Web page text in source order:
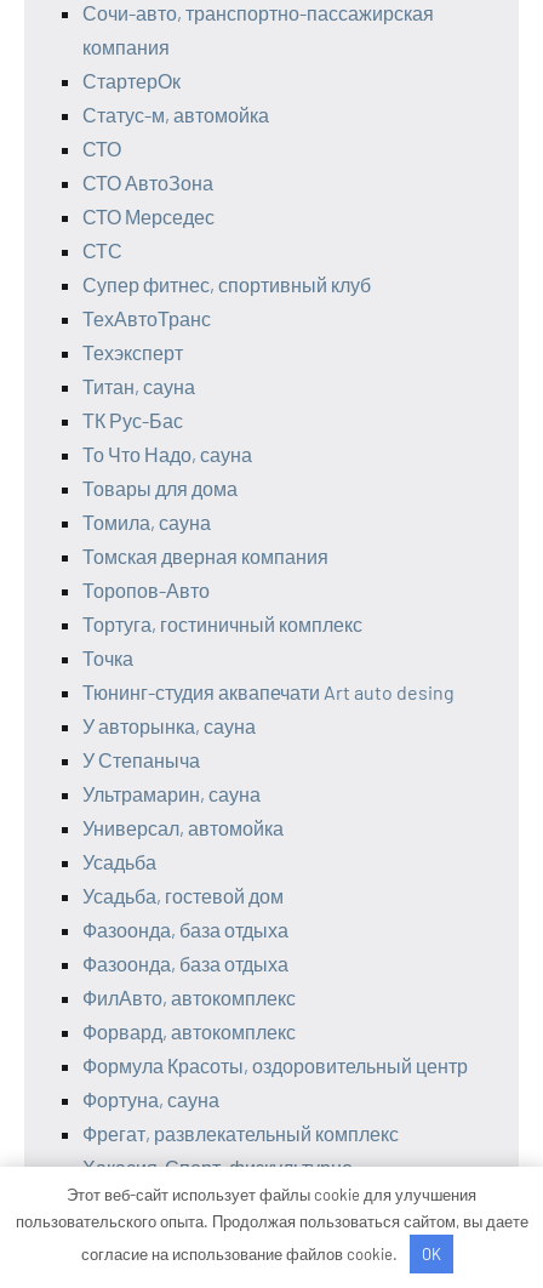
Сочи-авто, транспортно-пассажирская
компания
СтартерОк
Статус-м, автомойка
СТО
СТО АвтоЗона
СТО Мерседес
СТС
Супер фитнес, спортивный клуб
ТехАвтоТранс
Техэксперт
Титан, сауна
ТК Рус-Бас
То Что Надо, сауна
Товары для дома
Томила, сауна
Томская дверная компания
Торопов-Авто
Тортуга, гостиничный комплекс
Точка
Тюнинг-студия аквапечати Art auto desing
У авторынка, сауна
У Степаныча
Ультрамарин, сауна
Универсал, автомойка
Усадьба
Усадьба, гостевой дом
Фазоонда, база отдыха
Фазоонда, база отдыха
ФилАвто, автокомплекс
Форвард, автокомплекс
Формула Красоты, оздоровительный центр
Фортуна, сауна
Фрегат, развлекательный комплекс
Хакасия-Спорт, физкультурно-
оздоровительный комплекс
Центр автомоечных услуг, Центр
Этот веб-сайт использует файлы cookie для улучшения
пользовательского опыта. Продолжая пользоваться сайтом, вы даете
согласие на использование файлов cookie.
OK